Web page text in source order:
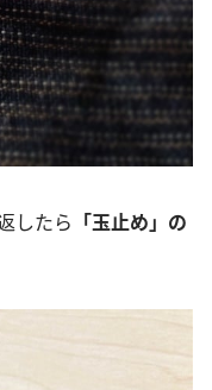
したら 「玉止め」の